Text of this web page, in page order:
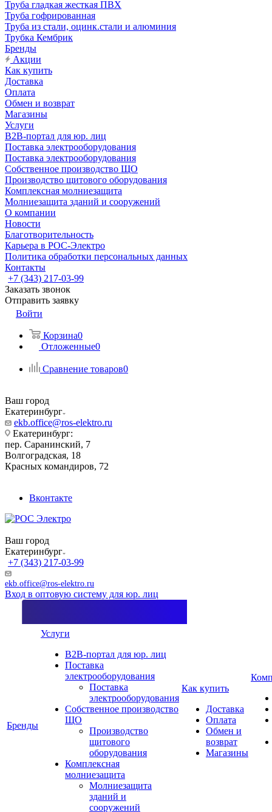
Труба гладкая жесткая ПВХ
Труба гофрированная
Труба из стали, оцинк.стали и алюминия
Трубка Кембрик
Бренды
Акции
Как купить
Доставка
Оплата
Обмен и возврат
Магазины
Услуги
B2B-портал для юр. лиц
Поставка электрооборудования
Поставка электрооборудования
Собственное производство ЩО
Производство щитового оборудования
Комплексная молниезащита
Молниезащита зданий и сооружений
О компании
Новости
Благотворительность
Карьера в РОС-Электро
Политика обработки персональных данных
Контакты
+7 (343) 217-03-99
Заказать звонок
Отправить заявку
Войти
Корзина0
Отложенные0
Сравнение товаров0
Ваш город
Екатеринбург
ekb.office@ros-elektro.ru
Екатеринбург:
пер. Саранинский, 7
Волгоградская, 18
Красных командиров, 72
Вконтакте
Ваш город
Екатеринбург
+7 (343) 217-03-99
ekb.office@ros-elektro.ru
Вход в оптовую систему для юр. лиц
Бренды
Услуги
B2B-портал для юр. лиц
Поставка
электрооборудования
Поставка
электрооборудования
Собственное производство
ЩО
Производство
щитового
оборудования
Комплексная
молниезащита
Молниезащита
зданий и
сооружений
Как купить
Доставка
Оплата
Обмен и
возврат
Магазины